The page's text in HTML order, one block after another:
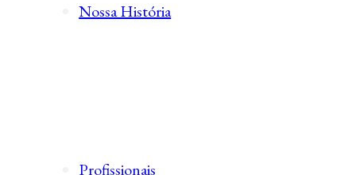
Nossa História
Profissionais